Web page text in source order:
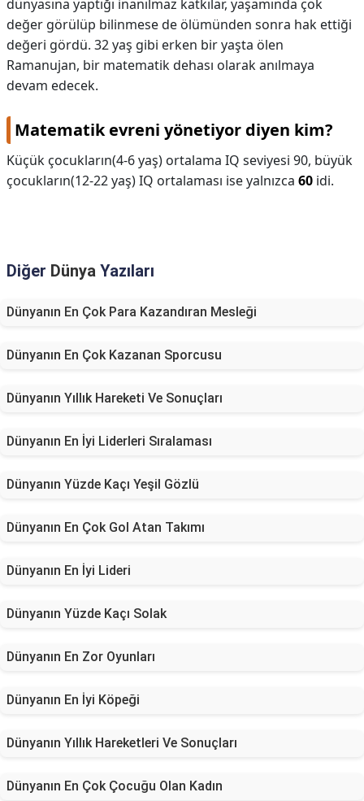
dünyasına yaptığı inanılmaz katkılar, yaşamında çok
değer görülüp bilinmese de ölümünden sonra hak ettiği
değeri gördü. 32 yaş gibi erken bir yaşta ölen
Ramanujan, bir matematik dehası olarak anılmaya
devam edecek.
Matematik evreni yönetiyor diyen kim?
Küçük çocukların(4-6 yaş) ortalama IQ seviyesi 90, büyük
çocukların(12-22 yaş) IQ ortalaması ise yalnızca 60 idi.
Diğer Dünya Yazıları
Dünyanın En Çok Para Kazandıran Mesleği
Dünyanın En Çok Kazanan Sporcusu
Dünyanın Yıllık Hareketi Ve Sonuçları
Dünyanın En İyi Liderleri Sıralaması
Dünyanın Yüzde Kaçı Yeşil Gözlü
Dünyanın En Çok Gol Atan Takımı
Dünyanın En İyi Lideri
Dünyanın Yüzde Kaçı Solak
Dünyanın En Zor Oyunları
Dünyanın En İyi Köpeği
Dünyanın Yıllık Hareketleri Ve Sonuçları
Dünyanın En Çok Çocuğu Olan Kadın